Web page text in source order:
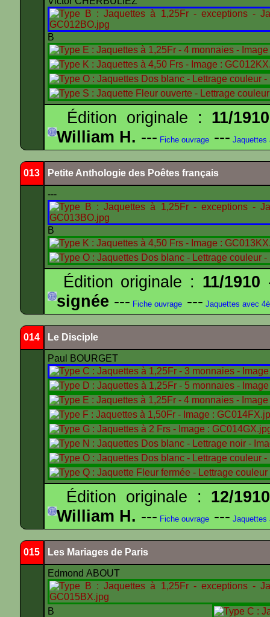
B
Édition originale : 11/1910
William H. --- Fiche ouvrage --- Jaquettes
013 Petite Anthologie des Poêtes français
---
B
Édition originale : 11/1910
signée --- Fiche ouvrage --- Jaquettes avec
014 Le Disciple
Paul BOURGET
Édition originale : 12/1910
William H. --- Fiche ouvrage --- Jaquettes
015 Les Mariages de Paris
Edmond ABOUT
B